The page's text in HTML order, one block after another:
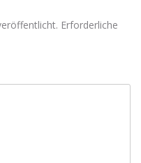
Erforderliche